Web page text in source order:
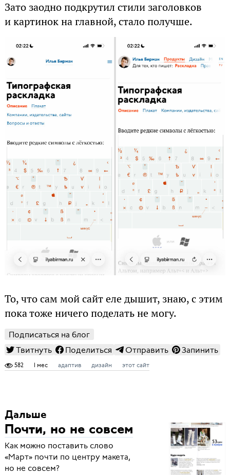
Зато заодно подкрутил стили заголовков
и картинок на главной, стало получше.
То, что сам мой сайт еле дышит, знаю, с этим
пока тоже ничего поделать не могу.
Подписаться на блог
Твитнуть
Поделиться Отправить Запинить
582 1 мес адаптив дизайн этот сайт
Дальше
Почти, но не совсем
Как можно поставить слово
«Март» почти по центру макета,
но не совсем?